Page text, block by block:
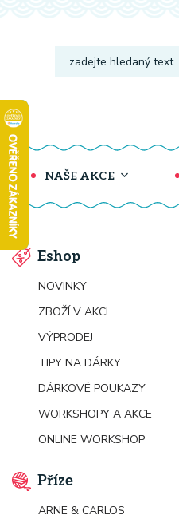
NAŠE AKCE
Eshop
NOVINKY
ZBOŽÍ V AKCI
VÝPRODEJ
TIPY NA DÁRKY
DÁRKOVÉ POUKAZY
WORKSHOPY A AKCE
ONLINE WORKSHOP
Příze
ARNE & CARLOS